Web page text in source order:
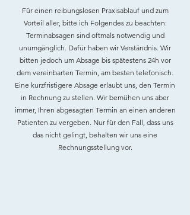
Für einen reibungslosen Praxisablauf und zum
Vorteil aller, bitte ich Folgendes zu beachten:
Terminabsagen sind oftmals notwendig und
unumgänglich. Dafür haben wir Verständnis. Wir
bitten jedoch um Absage bis spätestens 24h vor
dem vereinbarten Termin, am besten telefonisch.
Eine kurzfristigere Absage erlaubt uns, den Termin
in Rechnung zu stellen. Wir bemühen uns aber
immer, Ihren abgesagten Termin an einen anderen
Patienten zu vergeben. Nur für den Fall, dass uns
das nicht gelingt, behalten wir uns eine
Rechnungsstellung vor.